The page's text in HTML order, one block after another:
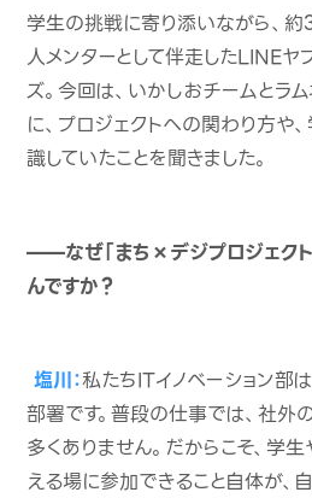
学生の挑戦に寄り添いながら、
人メンターとして伴走したLINEヤ
ズ。今回は、いかしおチームとラ
に、プロジェクトへの関わり方や
識していたことを聞きました。
——なぜ「まち×デジプロジェクト
んですか？
塩川：私たちITイノベーション部
部署です。普段の仕事では、社外
多くありません。だからこそ、学
える場に参加できること自体が、